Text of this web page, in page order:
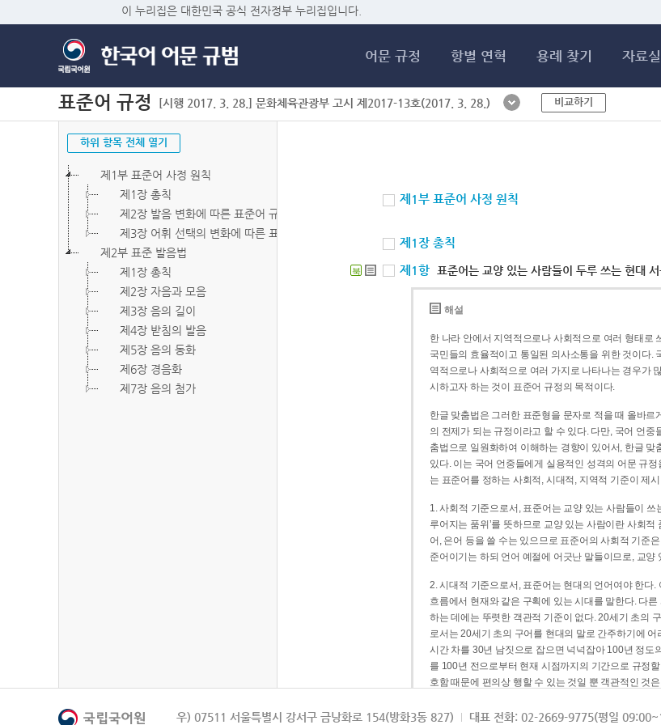
이 누리집은 대한민국 공식 전자정부 누리집입니다.
어문 규정 항별 연혁 용례 찾기 자료실
표준어 규정 [시행 2017. 3. 28.] 문화체육관광부 고시 제2017-13호(2017. 3. 28.) 비교하기
하위 항목 전체 열기
제1부 표준어 사정 원칙
제1장 총칙
제2장 발음 변화에 따른 표준어 규정
제3장 어휘 선택의 변화에 따른 표준어 규정
제2부 표준 발음법
제1장 총칙
제2장 자음과 모음
제3장 음의 길이
제4장 받침의 발음
제5장 음의 동화
제6장 경음화
제7장 음의 첨가
제1부 표준어 사정 원칙
제1장 총칙
북 제1항 표준어는 교양 있는 사람들이 두루 쓰는 현대
해설
한 나라 안에서 지역적으로나 사회적으로 여러 형태로
국민들의 효율적이고 통일된 의사소통을 위한 것이다.
역적으로나 사회적으로 여러 가지로 나타나는 경우가
시하고자 하는 것이 표준어 규정의 목적이다.
한글 맞춤법은 그러한 표준형을 문자로 적을 때 올바
의 전제가 되는 규정이라고 할 수 있다. 다만, 국어 언
춤법으로 일원화하여 이해하는 경향이 있어서, 한글
있다. 이는 국어 언중들에게 실용적인 성격의 어문 규
는 표준어를 정하는 사회적, 시대적, 지역적 기준이 제
1. 사회적 기준으로서, 표준어는 교양 있는 사람들이 쓰
루어지는 품위’를 뜻하므로 교양 있는 사람이란 사회
어, 은어 등을 쓸 수는 있으므로 표준어의 사회적 기준
준어이기는 하되 언어 예절에 어긋난 말들이므로, 교
2. 시대적 기준으로서, 표준어는 현대의 언어여야 한다.
흐름에서 현재와 같은 구획에 있는 시대를 말한다. 다
하는 데에는 뚜렷한 객관적 기준이 없다. 20세기 초의
로서는 20세기 초의 구어를 현대의 말로 간주하기에
시간 차를 30년 남짓으로 잡으면 넉넉잡아 100년 정도
를 100년 전으로부터 현재 시점까지의 기간으로 규정
호함 때문에 편의상 행할 수 있는 것일 뿐 객관적인 것
3. 지역적 기준으로서, 표준어는 서울말이어야 한다.
우) 07511 서울특별시 강서구 금낭화로 154(방화3동 827) 대표 전화: 02-2669-9775(평일